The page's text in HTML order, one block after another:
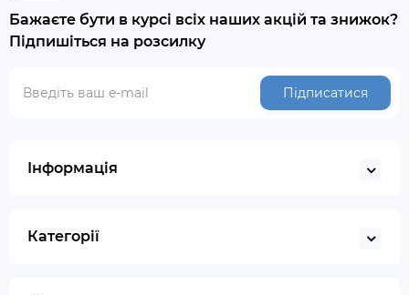
Бажаєте бути в курсі всіх наших акцій та знижок?
Підпишіться на розсилку
Підписатися
Інформація
Категорії